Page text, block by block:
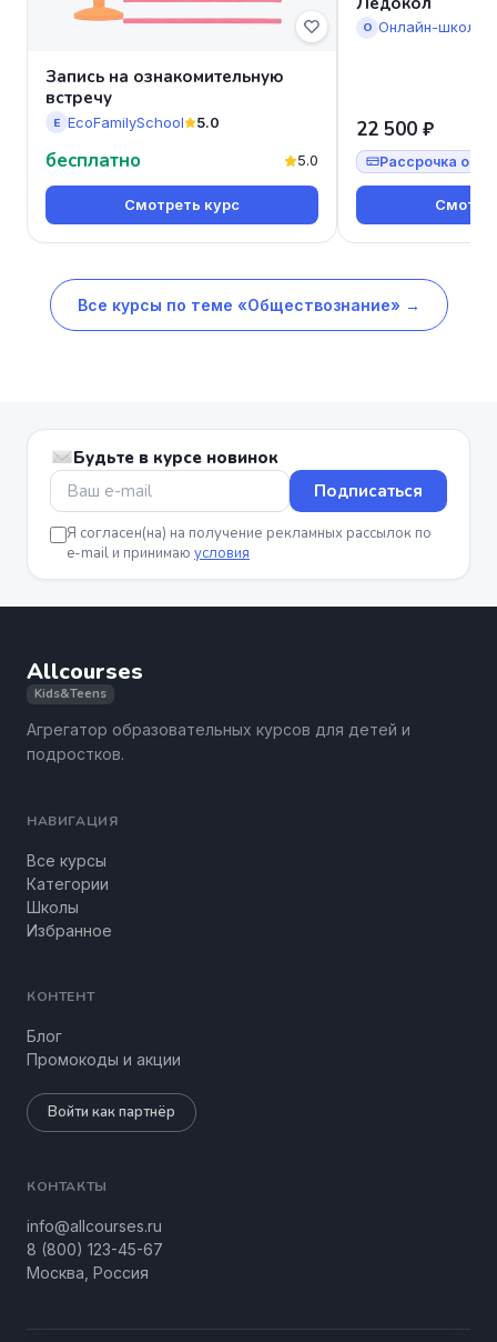
Запись на ознакомительную
встречу
E EcoFamilySchool 5.0
бесплатно 5.0
Смотреть курс
О Онлайн-школа
22 500 ₽
Рассрочка от
Все курсы по теме «Обществознание» →
Будьте в курсе новинок
Подписаться
Я согласен(на) на получение рекламных рассылок по
e-mail и принимаю условия
Allcourses
Kids&Teens
Агрегатор образовательных курсов для детей и
подростков.
НАВИГАЦИЯ
Все курсы
Категории
Школы
Избранное
КОНТЕНТ
Блог
Промокоды и акции
Войти как партнёр
КОНТАКТЫ
info@allcourses.ru
8 (800) 123-45-67
Москва, Россия